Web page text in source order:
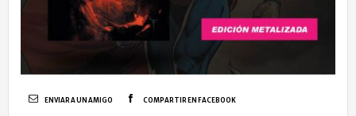
ENVIAR A UN AMIGO COMPARTIR EN FACEBOOK